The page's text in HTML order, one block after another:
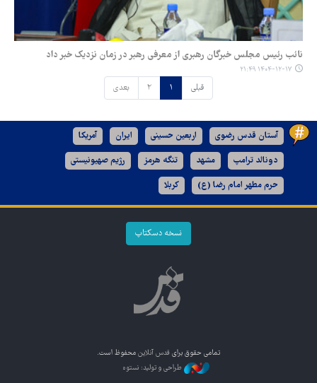
نائب رئیس مجلس خبرگان رهبری از معرفی رهبر در زمان نزدیک خبر داد
۱۴۰۴-۱۲-۱۷ ۲۱:۴۹
قبلی ۱ ۲ بعدی
آستان قدس رضوی اربعین حسینی ایران آمریکا
دونالد ترامپ مشهد تنگه هرمز رژیم صهیونیستی
حرم مطهر امام رضا (ع) کربلا
نسخه دسکتاپ
تمامی حقوق برای قدس آنلاین محفوظ است.
طراحی و تولید: نستوه